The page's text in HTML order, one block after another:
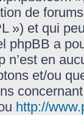
de
») et qui
phpBB a
n’est en
et/ou
http://